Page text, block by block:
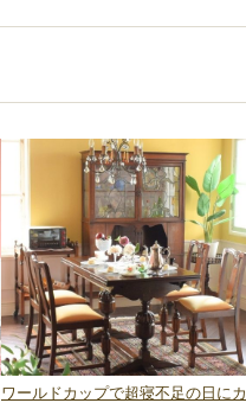
ワールドカップで超寝不足の日にカ